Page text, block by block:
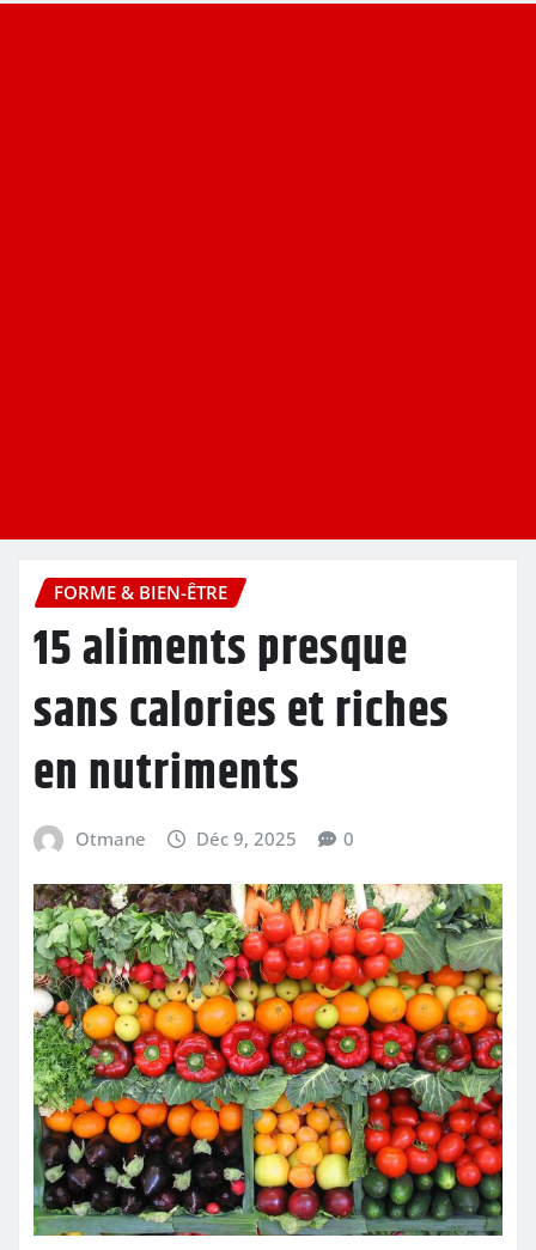
FORME & BIEN-ÊTRE
15 aliments presque
sans calories et riches
en nutriments
Otmane Déc 9, 2025 0